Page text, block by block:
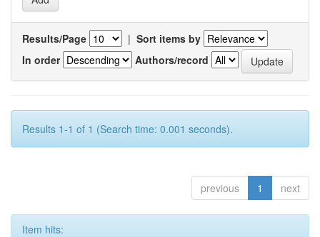
Results/Page | Sort items by
In order
Authors/record
Results 1-1 of 1 (Search time: 0.001 seconds).
previous 1 next
Item hits: